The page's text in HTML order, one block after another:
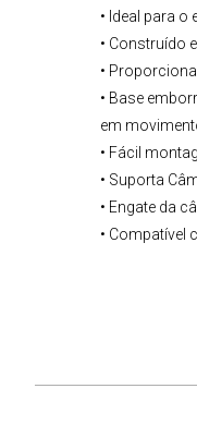
• Ideal para
• Construído
•
• Base
em
• Fácil
• Suporta
• Engate da
• Compatível